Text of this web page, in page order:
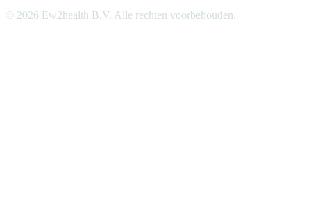
© 2026 Ew2health B.V. Alle rechten voorbehouden.